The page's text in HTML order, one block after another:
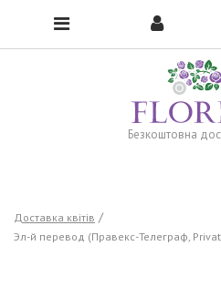
Безкоштовна
To open the menu, click here →
Доставка квітів
Эл-й перевод (Правекс-Телеграф,